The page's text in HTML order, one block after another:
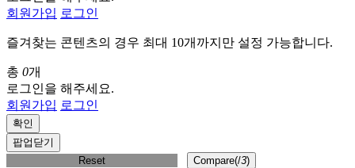
회원가입 로그인
즐겨찾는 콘텐츠의 경우 최대 10개까지만 설정 가능합니다.
총 0개
로그인을 해주세요.
회원가입 로그인
확인
팝업닫기
Reset
Compare(/3)